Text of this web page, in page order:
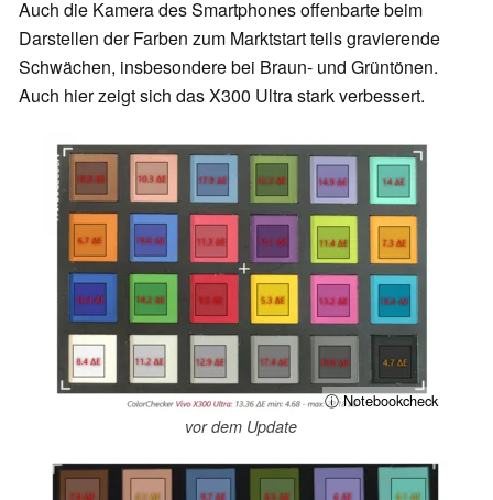
Auch die Kamera des Smartphones offenbarte beim
Darstellen der Farben zum Marktstart teils gravierende
Schwächen, insbesondere bei Braun- und Grüntönen.
Auch hier zeigt sich das X300 Ultra stark verbessert.
ⓘ Notebookcheck
vor dem Update